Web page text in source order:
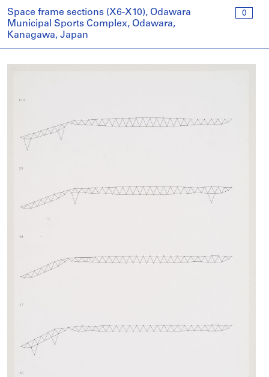
0
Space frame sections (X6-X10), Odawara
Municipal Sports Complex, Odawara,
Kanagawa, Japan